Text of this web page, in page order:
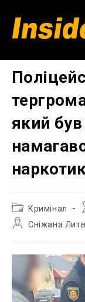
вмісту
який був
Категорія
запису:
Кримінал
АвторСніжана